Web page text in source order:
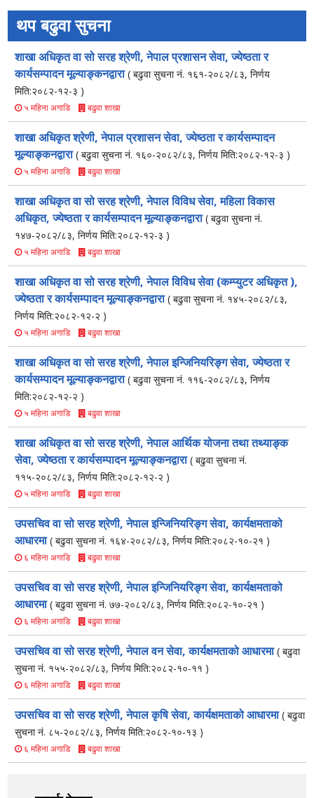
थप बढुवा सुचना
शाखा अधिकृत वा सो सरह श्रेणी, नेपाल प्रशासन सेवा, ज्येष्ठता र
कार्यसम्पादन मूल्याङ्कनद्वारा( बढुवा सुचना नं. १६१-२०८२/८३, निर्णय
मिति:२०८२-१२-३ )
५ महिना अगाडि बढुवा शाखा
शाखा अधिकृत श्रेणी, नेपाल प्रशासन सेवा, ज्येष्ठता र कार्यसम्पादन
मूल्याङ्कनद्वारा( बढुवा सुचना नं. १६०-२०८२/८३, निर्णय मिति:२०८२-१२-३ )
५ महिना अगाडि बढुवा शाखा
शाखा अधिकृत वा सो सरह श्रेणी, नेपाल विविध सेवा, महिला विकास
अधिकृत, ज्येष्ठता र कार्यसम्पादन मूल्याङ्कनद्वारा( बढुवा सुचना नं.
१४७-२०८२/८३, निर्णय मिति:२०८२-१२-३ )
५ महिना अगाडि बढुवा शाखा
शाखा अधिकृत वा सो सरह श्रेणी, नेपाल विविध सेवा (कम्प्युटर अधिकृत ),
ज्येष्ठता र कार्यसम्पादन मूल्याङ्कनद्वारा( बढुवा सुचना नं. १४५-२०८२/८३,
निर्णय मिति:२०८२-१२-२ )
५ महिना अगाडि बढुवा शाखा
शाखा अधिकृत वा सो सरह श्रेणी, नेपाल इन्जिनियरिङ्ग सेवा, ज्येष्ठता र
कार्यसम्पादन मूल्याङ्कनद्वारा( बढुवा सुचना नं. ११६-२०८२/८३, निर्णय
मिति:२०८२-१२-२ )
५ महिना अगाडि बढुवा शाखा
शाखा अधिकृत वा सो सरह श्रेणी, नेपाल आर्थिक योजना तथा तथ्याङ्क
सेवा, ज्येष्ठता र कार्यसम्पादन मूल्याङ्कनद्वारा( बढुवा सुचना नं.
११५-२०८२/८३, निर्णय मिति:२०८२-१२-२ )
५ महिना अगाडि बढुवा शाखा
उपसचिव वा सो सरह श्रेणी, नेपाल इन्जिनियरिङ्ग सेवा, कार्यक्षमताको
आधारमा( बढुवा सुचना नं. १६४-२०८२/८३, निर्णय मिति:२०८२-१०-२१ )
६ महिना अगाडि बढुवा शाखा
उपसचिव वा सो सरह श्रेणी, नेपाल इन्जिनियरिङ्ग सेवा, कार्यक्षमताको
आधारमा( बढुवा सुचना नं. ७७-२०८२/८३, निर्णय मिति:२०८२-१०-२१ )
६ महिना अगाडि बढुवा शाखा
उपसचिव वा सो सरह श्रेणी, नेपाल वन सेवा, कार्यक्षमताको आधारमा( बढुवा
सुचना नं. १५५-२०८२/८३, निर्णय मिति:२०८२-१०-११ )
६ महिना अगाडि बढुवा शाखा
उपसचिव वा सो सरह श्रेणी, नेपाल कृषि सेवा, कार्यक्षमताको आधारमा( बढुवा
सुचना नं. ८५-२०८२/८३, निर्णय मिति:२०८२-१०-१३ )
६ महिना अगाडि बढुवा शाखा